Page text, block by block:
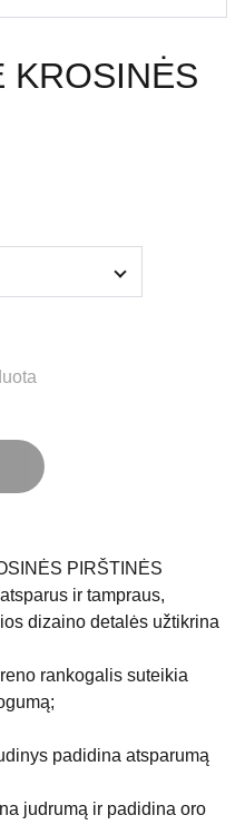
KROSINĖS
PIRŠTINĖS
ir tampraus,
dizaino detalės užtikrina
rankogalis suteikia
padidina atsparumą
judrumą ir padidina oro